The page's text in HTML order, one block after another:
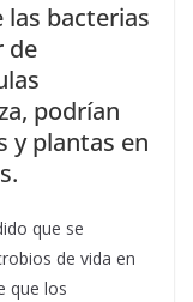
las bacterias
de
podrían
y plantas en
que se
de vida en
que los